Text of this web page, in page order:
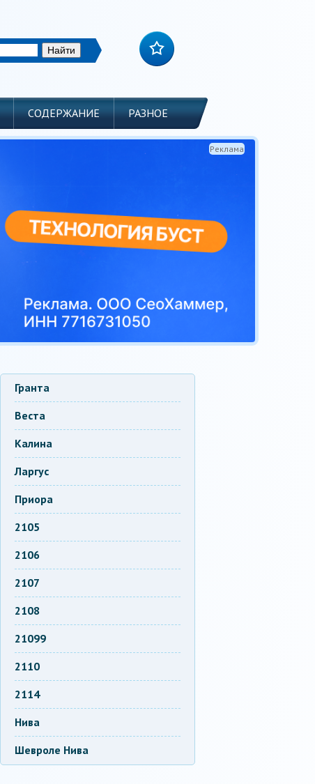
СОДЕРЖАНИЕ РАЗНОЕ
Реклама
Гранта
Веста
Калина
Ларгус
Приора
2105
2106
2107
2108
21099
2110
2114
Нива
Шевроле Нива